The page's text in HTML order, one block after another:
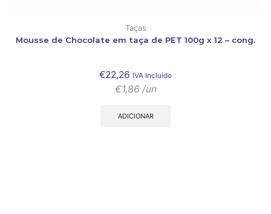
Taças
Mousse de Chocolate em taça de PET 100g x 12 – cong.
€22,26 IVA Incluído
€1,86 /un
ADICIONAR